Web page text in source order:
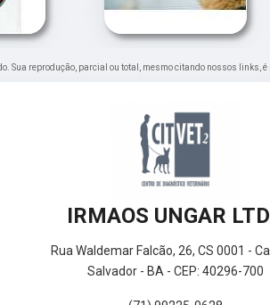
Sua reprodução, parcial ou total, mesmo citando nossos
IRMAOS UNGAR
Rua Waldemar Falcão, 26, CS 0001 -
Salvador - BA - CEP: 40296-700